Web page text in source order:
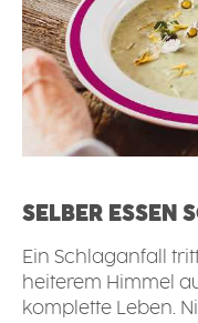
SELBER ESSEN
Ein Schlaganfall
heiterem Himmel
komplette Leben.